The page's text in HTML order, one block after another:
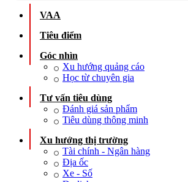
VAA
Tiêu điểm
Góc nhìn
Xu hướng quảng cáo
Học từ chuyên gia
Tư vấn tiêu dùng
Đánh giá sản phẩm
Tiêu dùng thông minh
Xu hướng thị trường
Tài chính - Ngân hàng
Địa ốc
Xe - Số